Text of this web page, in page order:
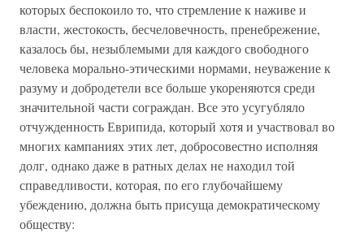
которых беспокоило то, что стремление к наживе и
власти, жестокость, бесчеловечность, пренебрежение,
казалось бы, незыблемыми для каждого свободного
человека морально-этическими нормами, неуважение к
разуму и добродетели все больше укореняются среди
значительной части сограждан. Все это усугубляло
отчужденность Еврипида, который хотя и участвовал во
многих кампаниях этих лет, добросовестно исполняя
долг, однако даже в ратных делах не находил той
справедливости, которая, по его глубочайшему
убеждению, должна быть присуща демократическому
обществу: